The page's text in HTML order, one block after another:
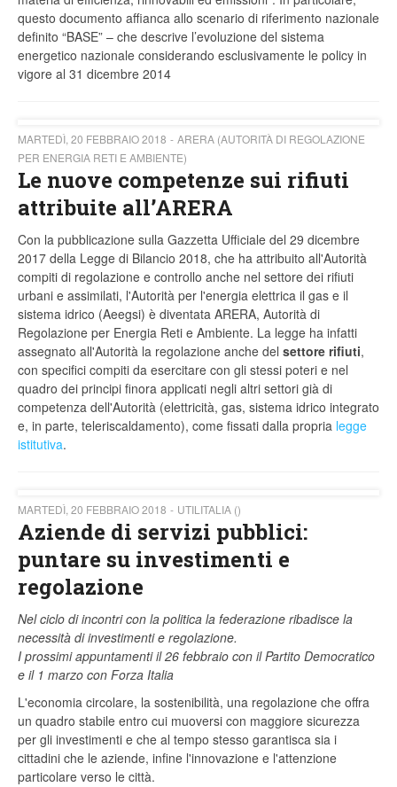
questo documento affianca allo scenario di riferimento nazionale
definito “BASE” – che descrive l’evoluzione del sistema
energetico nazionale considerando esclusivamente le policy in
vigore al 31 dicembre 2014
MARTEDÌ, 20 FEBBRAIO 2018
ARERA (AUTORITÀ DI REGOLAZIONE
PER ENERGIA RETI E AMBIENTE)
Le nuove competenze sui rifiuti
attribuite all’ARERA
Con la pubblicazione sulla Gazzetta Ufficiale del 29 dicembre
2017 della Legge di Bilancio 2018, che ha attribuito all'Autorità
compiti di regolazione e controllo anche nel settore dei rifiuti
urbani e assimilati, l'Autorità per l'energia elettrica il gas e il
sistema idrico (Aeegsi) è diventata ARERA, Autorità di
Regolazione per Energia Reti e Ambiente. La legge ha infatti
assegnato all'Autorità la regolazione anche del settore rifiuti,
con specifici compiti da esercitare con gli stessi poteri e nel
quadro dei principi finora applicati negli altri settori già di
competenza dell'Autorità (elettricità, gas, sistema idrico integrato
e, in parte, teleriscaldamento), come fissati dalla propria legge
istitutiva.
MARTEDÌ, 20 FEBBRAIO 2018 UTILITALIA ()
Aziende di servizi pubblici:
puntare su investimenti e
regolazione
Nel ciclo di incontri con la politica la federazione ribadisce la
necessità di investimenti e regolazione.
I prossimi appuntamenti il 26 febbraio con il Partito Democratico
e il 1 marzo con Forza Italia
L'economia circolare, la sostenibilità, una regolazione che offra
un quadro stabile entro cui muoversi con maggiore sicurezza
per gli investimenti e che al tempo stesso garantisca sia i
cittadini che le aziende, infine l'innovazione e l'attenzione
particolare verso le città.